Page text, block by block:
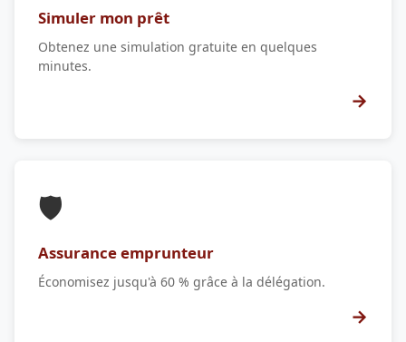
Simuler mon prêt
Obtenez une simulation gratuite en quelques
minutes.
→
🛡️
Assurance emprunteur
Économisez jusqu'à 60 % grâce à la délégation.
→